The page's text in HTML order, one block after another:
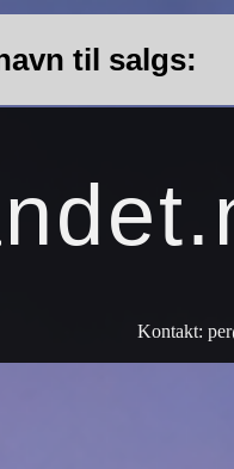
til salgs:
Kontakt: